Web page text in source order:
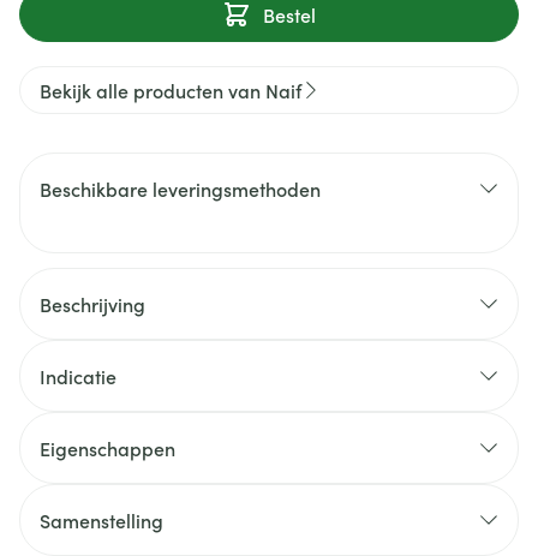
Bestel
Bekijk alle producten van Naif
Beschikbare leveringsmethoden
Beschrijving
Indicatie
Eigenschappen
Samenstelling